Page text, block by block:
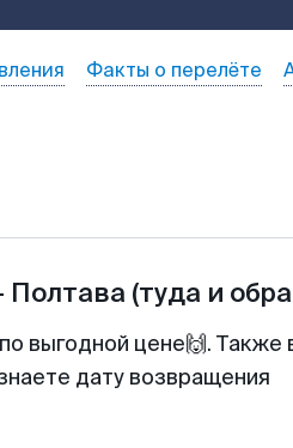
Факты о перелёте
Полтава (туда и
выгодной цене🙌.
дату возвращения